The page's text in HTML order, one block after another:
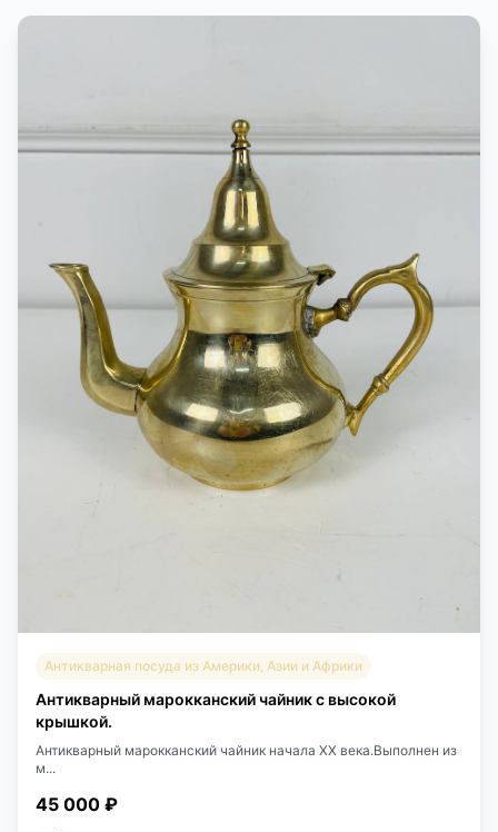
Антикварная посуда из Америки, Азии и Африки
Антикварный марокканский чайник с высокой
крышкой.
Антикварный марокканский чайник начала XX века.Выполнен из
м...
45 000 ₽